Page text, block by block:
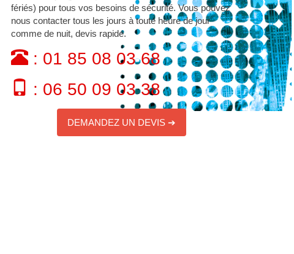
fériés) pour tous vos besoins de sécurité. Vous pouvez
nous contacter tous les jours à toute heure de jour
comme de nuit, devis rapide.
: 01 85 08 03 68
: 06 50 09 03 38
DEMANDEZ UN DEVIS ➔